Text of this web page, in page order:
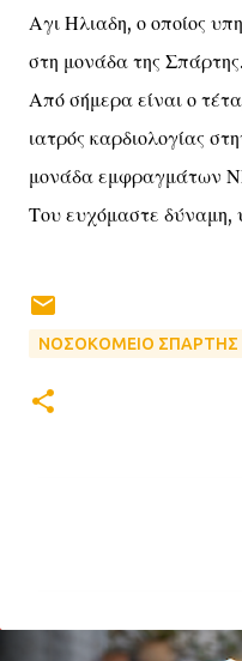
Αγι Ηλιαδη, ο οποίος
στη μονάδα της Σπάρτης.
Από σήμερα είναι ο
ιατρός καρδιολογίας
μονάδα εμφραγμάτων
Του ευχόμαστε δύναμη,
ΝΟΣΟΚΟΜΕΙΟ ΣΠΑΡΤΗΣ
λ